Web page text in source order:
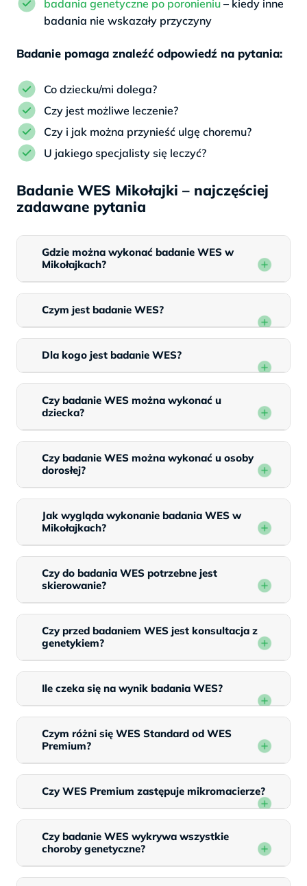
badania genetyczne po poronieniu – kiedy inne
badania nie wskazały przyczyny
Badanie pomaga znaleźć odpowiedź na pytania:
Co dziecku/mi dolega?
Czy jest możliwe leczenie?
Czy i jak można przynieść ulgę choremu?
U jakiego specjalisty się leczyć?
Badanie WES Mikołajki – najczęściej
zadawane pytania
Gdzie można wykonać badanie WES w
Mikołajkach?
Czym jest badanie WES?
Dla kogo jest badanie WES?
Czy badanie WES można wykonać u
dziecka?
Czy badanie WES można wykonać u osoby
dorosłej?
Jak wygląda wykonanie badania WES w
Mikołajkach?
Czy do badania WES potrzebne jest
skierowanie?
Czy przed badaniem WES jest konsultacja z
genetykiem?
Ile czeka się na wynik badania WES?
Czym różni się WES Standard od WES
Premium?
Czy WES Premium zastępuje mikromacierze?
Czy badanie WES wykrywa wszystkie
choroby genetyczne?